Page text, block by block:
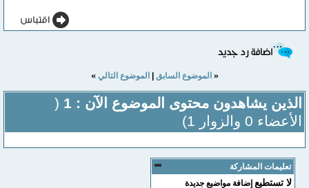
« الموضوع السابق|الموضوع التالي »
الذين يشاهدون محتوى الموضوع الآن : 1
(
الأعضاء 0 والزوار 1)
تعليمات المشاركة
لا تستطيعإضافة مواضيع جديدة